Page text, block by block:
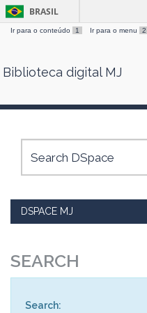
Skip
BRASIL
Ir para o conteúdo 1 Ir para o menu 2
Biblioteca digital MJ
DSPACE MJ
SEARCH
Search: